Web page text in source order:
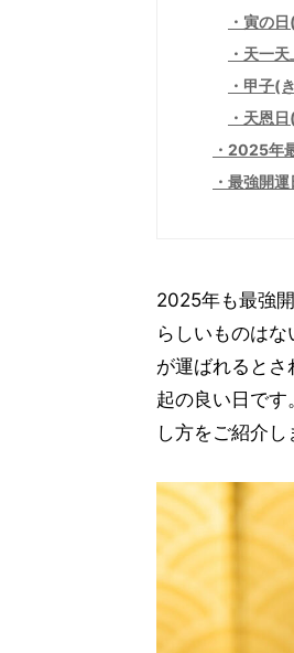
寅の
天一
甲子(
天恩
2025年
最強開運
2025年も最強
らしいものは
が運ばれると
起の良い日で
し方をご紹介し